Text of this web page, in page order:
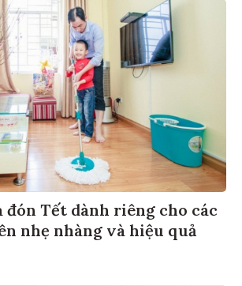
đón Tết dành riêng cho các
nhẹ nhàng và hiệu quả